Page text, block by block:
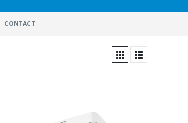
CONTACT